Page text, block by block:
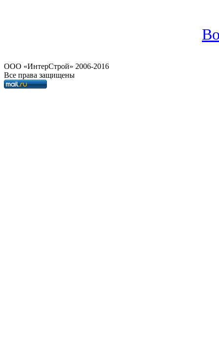
OOO «ИнтерСтрой» 2006-2016
Все права защищены